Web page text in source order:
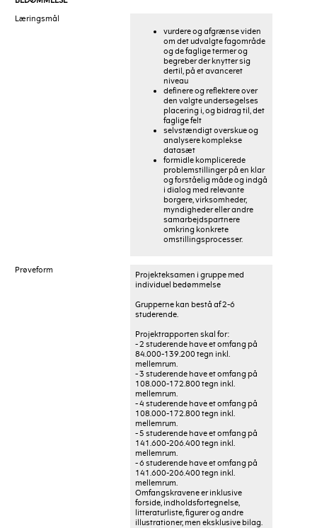
Læringsmål
vurdere og afgrænse viden
om det udvalgte fagområde
og de faglige termer og
begreber der knytter sig
dertil, på et avanceret
niveau
definere og reflektere over
den valgte undersøgelses
placering i, og bidrag til, det
faglige felt
selvstændigt overskue og
analysere komplekse
datasæt
formidle komplicerede
problemstillinger på en klar
og forståelig måde og indgå
i dialog med relevante
borgere, virksomheder,
myndigheder eller andre
samarbejdspartnere
omkring konkrete
omstillingsprocesser.
Prøveform
Projekteksamen i gruppe med
individuel bedømmelse
Grupperne kan bestå af 2-6
studerende.
Projektrapporten skal for:
- 2 studerende have et omfang på
84.000-139.200 tegn inkl.
mellemrum.
- 3 studerende have et omfang på
108.000-172.800 tegn inkl.
mellemrum.
- 4 studerende have et omfang på
108.000-172.800 tegn inkl.
mellemrum.
- 5 studerende have et omfang på
141.600-206.400 tegn inkl.
mellemrum.
- 6 studerende have et omfang på
141.600-206.400 tegn inkl.
mellemrum.
Omfangskravene er inklusive
forside, indholdsfortegnelse,
litteraturliste, figurer og andre
illustrationer, men eksklusive bilag.